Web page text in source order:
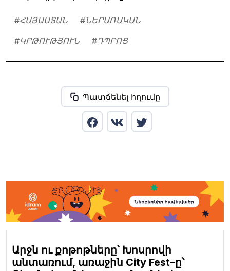
#ՀԱՅԱՍՏԱՆ #ՆԵՐԱՌԱԿԱՆ
#ԿՐԹՈՒԹՅՈՒՆ #ԴՊՐՈՑ
Պատճենել հղումը
Արջն ու քոթոթները՝ Խոսրովի
անտառում, առաջին City Fest–ը՝